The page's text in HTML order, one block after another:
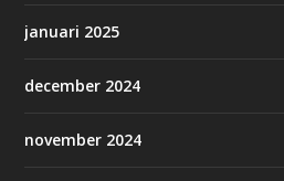
januari 2025
december 2024
november 2024